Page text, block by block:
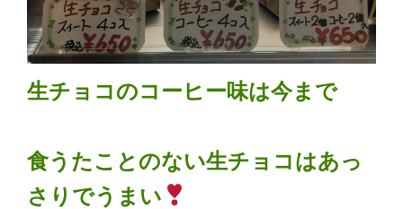
生チョコのコーヒー味は今まで
食うたことのない生チョコはあっ
さりでうまい